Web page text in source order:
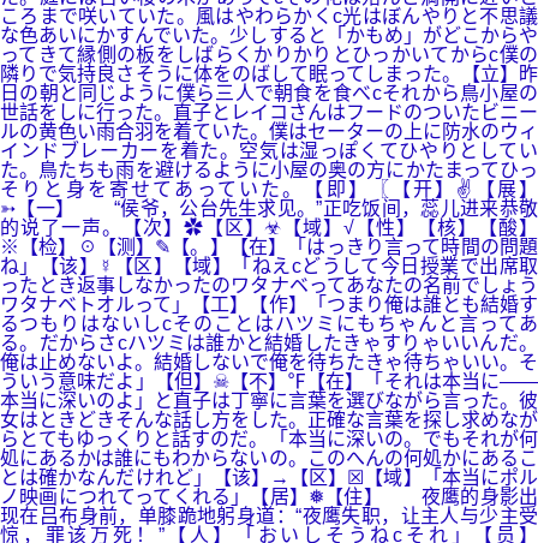
ころまで咲いていた。風はやわらかくc光はぼんやりと不思議
な色あいにかすんでいた。少しすると「かもめ」がどこからや
ってきて縁側の板をしばらくかりかりとひっかいてからc僕の
隣りで気持良さそうに体をのばして眠ってしまった。【立】昨
日の朝と同じように僕ら三人で朝食を食べcそれから鳥小屋の
世話をしに行った。直子とレイコさんはフードのついたビニー
ルの黄色い雨合羽を着ていた。僕はセーターの上に防水のウィ
インドブレーカーを着た。空気は湿っぽくてひやりとしてい
た。鳥たちも雨を避けるように小屋の奥の方にかたまってひっ
そりと身を寄せてあっていた。【即】〖【开】✌【展】
➳【一】 “侯爷，公台先生求见。”正吃饭间，蕊儿进来恭敬
的说了一声。【次】✿【区】☣【域】√【性】【核】【酸】
※【检】☉【测】✎【。】【在】「はっきり言って時間の問題
ね」【该】☿【区】【域】「ねえcどうして今日授業で出席取
ったとき返事しなかったのワタナベってあなたの名前でしょう
ワタナベトオルって」【工】【作】「つまり俺は誰とも結婚す
るつもりはないしcそのことはハツミにもちゃんと言ってあ
る。だからさcハツミは誰かと結婚したきゃすりゃいいんだ。
俺は止めないよ。結婚しないで俺を待ちたきゃ待ちゃいい。そ
ういう意味だよ」【但】☠【不】℉【在】「それは本当に――
本当に深いのよ」と直子は丁寧に言葉を選びながら言った。彼
女はときどきそんな話し方をした。正確な言葉を探し求めなが
らとてもゆっくりと話すのだ。「本当に深いの。でもそれが何
処にあるかは誰にもわからないの。このへんの何処かにあるこ
とは確かなんだけれど」【该】→【区】☒【域】「本当にポル
ノ映画につれてってくれる」【居】❅【住】 夜鹰的身影出
现在吕布身前，单膝跪地躬身道：“夜鹰失职，让主人与少主受
惊，罪该万死！”【人】「おいしそうねcそれ」【员】